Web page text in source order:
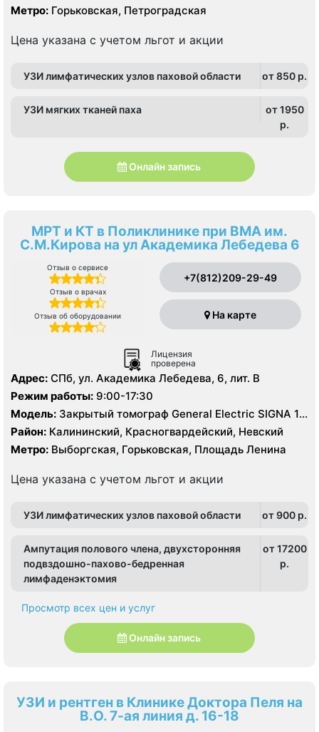
Метро: Горьковская, Петроградская
Цена указана с учетом льгот и акции
УЗИ лимфатических узлов паховой области от 850 p.
УЗИ мягких тканей паха
от 1950
p.
Онлайн запись
МРТ и КТ в Поликлинике при ВМА им.
С.М.Кирова на ул Академика Лебедева 6
Отзыв о сервисе
Отзыв о врачах
Отзыв об оборудовании
+7(812)209-29-49
На карте
Лицензия
проверена
Адрес: СПб, ул. Академика Лебедева, 6, лит. В
Режим работы: 9:00-17:30
Модель: Закрытый томограф General Electric SIGNA 1.5
Тесла, КТ General Electric 16 срезов, УЗИ
Район: Калининский, Красногвардейский, Невский
Метро: Выборгская, Горьковская, Площадь Ленина
Цена указана с учетом льгот и акции
УЗИ лимфатических узлов паховой области от 900 p.
Ампутация полового члена, двухсторонняя
подвздошно-пахово-бедренная
лимфаденэктомия
от 17200
p.
Просмотр всех цен и услуг
Онлайн запись
УЗИ и рентген в Клинике Доктора Пеля на
В.О. 7-ая линия д. 16-18